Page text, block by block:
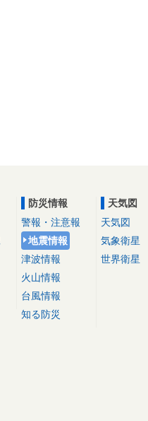
防災情報
警報・注意報
地震情報
津波情報
火山情報
台風情報
知る防災
天気図
天気図
気象衛星
世界衛星